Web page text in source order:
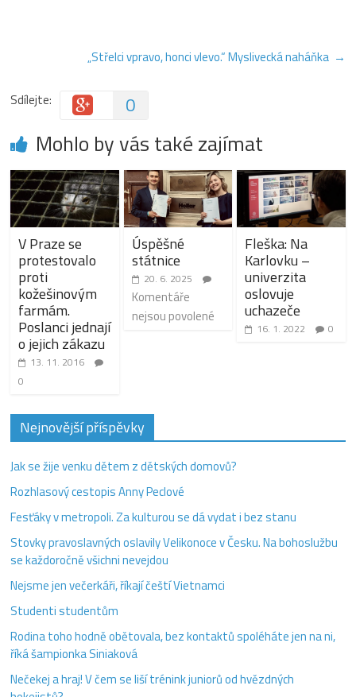
„Střelci vpravo, honci vlevo.“ Myslivecká naháňka →
Sdílejte: 0
Mohlo by vás také zajímat
V Praze se
protestovalo
proti
kožešinovým
farmám.
Poslanci jednají
o jejich zákazu
13. 11. 2016
0
Úspěšné
státnice
20. 6. 2025
Komentáře
nejsou povolené
Fleška: Na
Karlovku –
univerzita
oslovuje
uchazeče
16. 1. 2022 0
Nejnovější příspěvky
Jak se žije venku dětem z dětských domovů?
Rozhlasový cestopis Anny Peclové
Fesťáky v metropoli. Za kulturou se dá vydat i bez stanu
Stovky pravoslavných oslavily Velikonoce v Česku. Na bohoslužbu
se každoročně všichni nevejdou
Nejsme jen večerkáři, říkají čeští Vietnamci
Studenti studentům
Rodina toho hodně obětovala, bez kontaktů spoléháte jen na ni,
říká šampionka Siniaková
Nečekej a hraj! V čem se liší trénink juniorů od hvězdných